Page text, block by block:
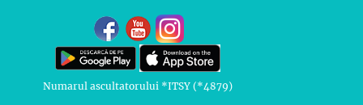
Numarul ascultatorului *ITSY (*4879)